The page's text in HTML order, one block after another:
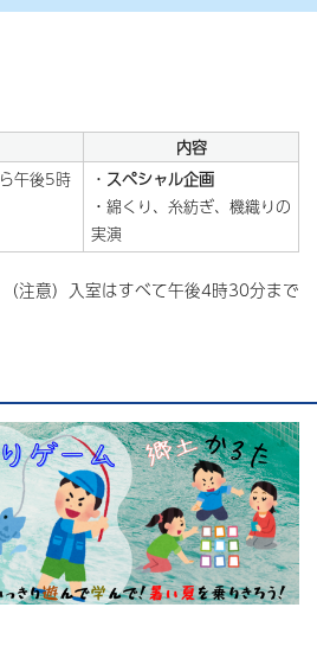
内容
午後5時
・ スペシャル企画
・綿くり、糸紡ぎ、機織りの
実演
（注意）入室はすべて午後4時30分まで